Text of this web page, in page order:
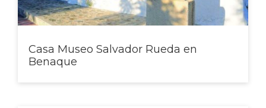
Casa Museo Salvador Rueda en
Benaque